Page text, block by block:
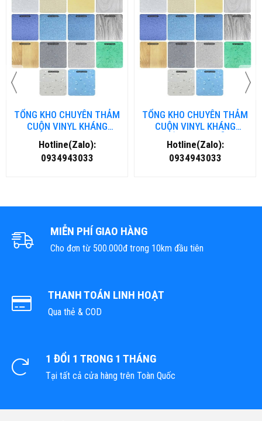
TỔNG KHO CHUYÊN THẢM
CUỘN VINYL KHÁNG
KHUẨN TẠI NHA TRANG
Hotline(Zalo):
0934943033
TỔNG KHO CHUYÊN THẢM
CUỘN VINYL KHÁNG
KHUẨN TẠI ĐÀ NẴNG
Hotline(Zalo):
0934943033
MIỄN PHÍ GIAO HÀNG
Cho đơn từ 500.000đ trong 10km đầu tiên
THANH TOÁN LINH HOẠT
Qua thẻ & COD
1 ĐỔI 1 TRONG 1 THÁNG
Tại tất cả cửa hàng trên Toàn Quốc